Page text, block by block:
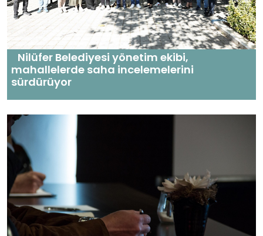
Nilüfer Belediyesi yönetim ekibi,
mahallelerde saha incelemelerini
sürdürüyor